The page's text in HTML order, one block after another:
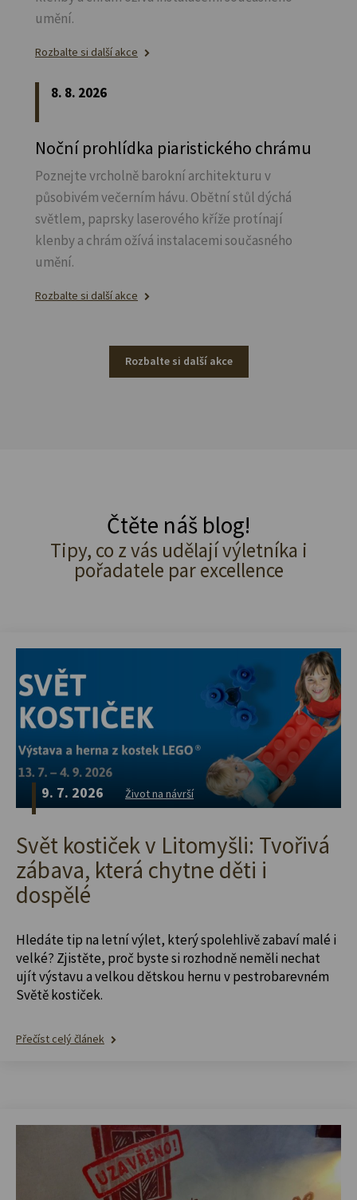
umění.
Rozbalte si další akce
8. 8. 2026
Noční prohlídka piaristického chrámu
Poznejte vrcholně barokní architekturu v
působivém večerním hávu. Obětní stůl dýchá
světlem, paprsky laserového kříže protínají
klenby a chrám ožívá instalacemi současného
umění.
Rozbalte si další akce
Rozbalte si další akce
Čtěte náš blog!
Tipy, co z vás udělají výletníka i
pořadatele par excellence
9. 7. 2026 Život na návrší
Svět kostiček v Litomyšli: Tvořivá
zábava, která chytne děti i
dospělé
Hledáte tip na letní výlet, který spolehlivě zabaví malé i
velké? Zjistěte, proč byste si rozhodně neměli nechat
ujít výstavu a velkou dětskou hernu v pestrobarevném
Světě kostiček.
Přečíst celý článek